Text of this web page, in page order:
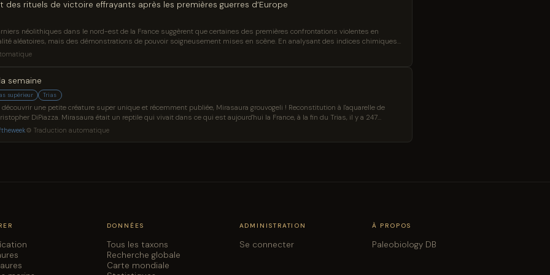
des rituels de victoire effrayants après les premières guerres d’Europe
néolithiques dans le nord-est de la France suggèrent que certaines des premières confrontations violentes en
aléatoires, mais des démonstrations de pouvoir soigneusement mises en scène. En analysant des indices chimiques
les chercheurs ont découvert que de nombreuses victimes étaient des étrangers qui avaient subi une violence
armes coupées semblent avoir été prises sur des ennemis locaux tués au combat, tandis que des captifs venus de plus
semaine
supérieur Trias
une petite créature super unique et récemment publiée, Mirasaura grouvogeli ! Reconstitution à l'aquarelle de
DiPiazza. Mirasaura était un reptile qui vivait dans ce qui est aujourd'hui la France, à la fin du Trias, il y a 247
de cette espèce peuvent avoir atteint environ 8 à 10 pouces (20 à 25 cm). Le nom du genre se traduit par « Reptile
grouvogeli, rend hommage à Louis Grouvogel, qui a découvert à l'origine
⚙ Traduction automatique
DONNÉES
Tous les taxons
Recherche globale
Carte mondiale
ADMINISTRATION
Se connecter
À PROPOS
Paleobiology DB